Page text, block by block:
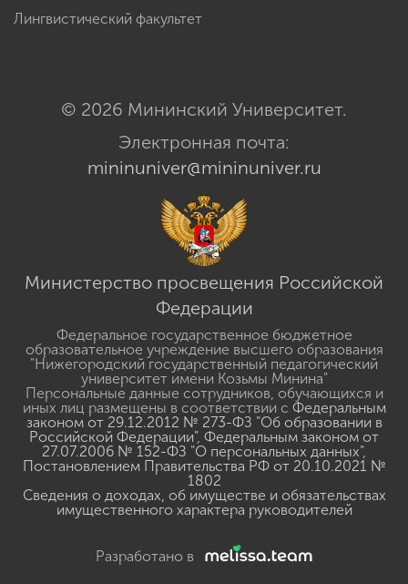
Лингвистический факультет
© 2026 Мининский Университет.
Электронная почта:
mininuniver@mininuniver.ru
Министерство просвещения Российской
Федерации
Федеральное государственное бюджетное
образовательное учреждение высшего образования
"Нижегородский государственный педагогический
университет имени Козьмы Минина"
Персональные данные сотрудников, обучающихся и
иных лиц размещены в соответствии с Федеральным
законом от 29.12.2012 № 273-ФЗ "Об образовании в
Российской Федерации", Федеральным законом от
27.07.2006 № 152-ФЗ "О персональных данных",
Постановлением Правительства РФ от 20.10.2021 №
1802
Сведения о доходах, об имуществе и обязательствах
имущественного характера руководителей
Разработано в